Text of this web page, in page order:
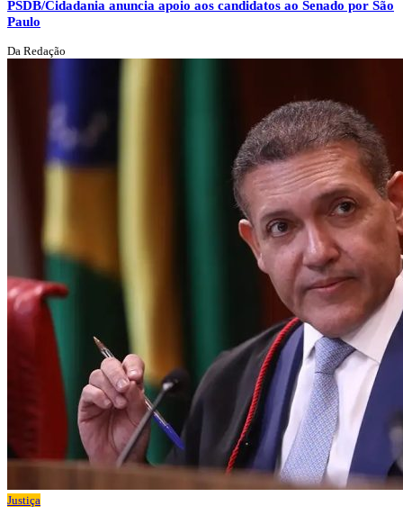
PSDB/Cidadania anuncia apoio aos candidatos ao Senado por São
Paulo
Da Redação
Justiça